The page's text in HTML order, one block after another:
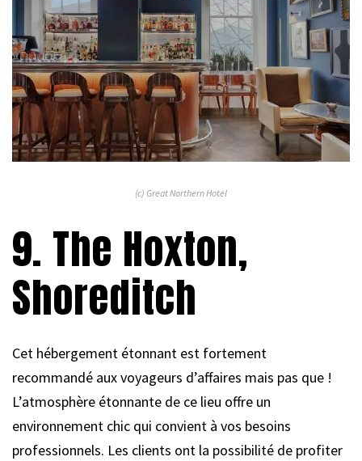
(c) Great Northern Hotel
9. The Hoxton,
Shoreditch
Cet hébergement étonnant est fortement
recommandé aux voyageurs d’affaires mais pas que !
L’atmosphère étonnante de ce lieu offre un
environnement chic qui convient à vos besoins
professionnels. Les clients ont la possibilité de profiter